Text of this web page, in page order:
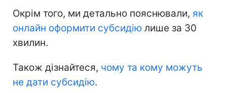
Окрім того, ми детально пояснювали, як
онлайн оформити субсидію лише за 30
хвилин.
Також дізнайтеся, чому та кому можуть
не дати субсидію.